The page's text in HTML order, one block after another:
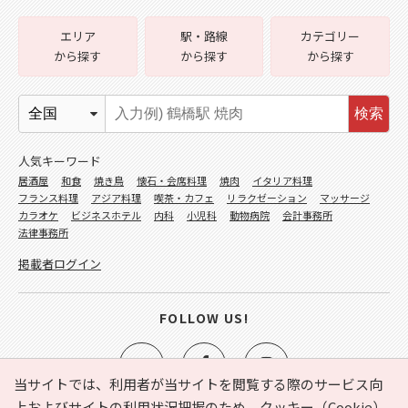
当サイトでは、利用者が当サイトを閲覧する際のサービス向
エリア
から探す
駅・路線
から探す
カテゴリー
から探す
検索
人気キーワード
居酒屋 和食 焼き鳥 懐石・会席料理 焼肉
イタリア料理
フランス料理
アジア料理 喫茶・カフェ リラクゼーション
マッサージ
カラオケ
ビジネスホテル 内科 小児科 動物病院
会計事務所
法律事務所
掲載者ログイン
FOLLOW US!